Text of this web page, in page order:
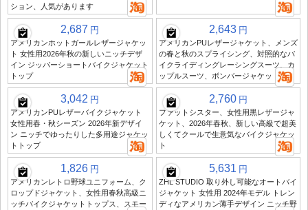
ション、人気があります
2,687 円
アメリカンホットガールレザージャケッ
ト 女性用2026年秋の新しいニッチデザ
イン ジッパーショートバイクジャケット
トップ
2,643 円
アメリカンPUレザージャケット、メンズ
の春と秋のスプライシング、対照的なバ
イクライディングレーシングスーツ、カ
ップルスーツ、ボンバージャケット
3,042 円
アメリカンPUレザーバイクジャケット
女性用春・秋シーズン 2026年新デザイ
ン ニッチでゆったりした多用途ジャケッ
トトップ
2,760 円
ファットシスター、女性用黒レザージャ
ケット、2026年春秋、新しい高級で超美
しくてクールで生意気なバイクジャケッ
ト
1,826 円
アメリカンレトロ野球ユニフォーム、ク
ロップドジャケット、女性用春秋高級ニ
ッチバイクジャケットトップス、スモー
5,631 円
ZHL STUDIO 取り外し可能なオートバイ
ジャケット 女性用 2024年モデル トレン
ディなアメリカン薄手デザイン ニッチ野